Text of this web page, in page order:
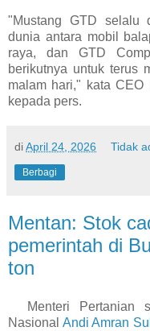
"Mustang GTD selalu
dunia antara mobil
raya, dan GTD
berikutnya untuk terus
malam hari," kata CEO
kepada pers.
diApril 24, 2026 Tidak
Berbagi
Mentan: Stok
pemerintah di
ton
Menteri Pertanian
Nasional Andi Amran